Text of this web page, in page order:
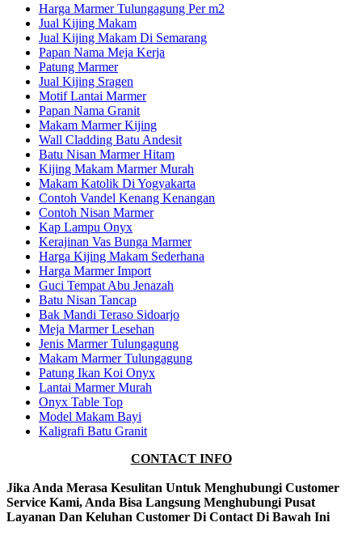
Harga Marmer Tulungagung Per m2
Jual Kijing Makam
Jual Kijing Makam Di Semarang
Papan Nama Meja Kerja
Patung Marmer
Jual Kijing Sragen
Motif Lantai Marmer
Papan Nama Granit
Makam Marmer Kijing
Wall Cladding Batu Andesit
Batu Nisan Marmer Hitam
Kijing Makam Marmer Murah
Makam Katolik Di Yogyakarta
Contoh Vandel Kenang Kenangan
Contoh Nisan Marmer
Kap Lampu Onyx
Kerajinan Vas Bunga Marmer
Harga Kijing Makam Sederhana
Harga Marmer Import
Guci Tempat Abu Jenazah
Batu Nisan Tancap
Bak Mandi Teraso Sidoarjo
Meja Marmer Lesehan
Jenis Marmer Tulungagung
Makam Marmer Tulungagung
Patung Ikan Koi Onyx
Lantai Marmer Murah
Onyx Table Top
Model Makam Bayi
Kaligrafi Batu Granit
CONTACT INFO
Jika Anda Merasa Kesulitan Untuk Menghubungi Customer
Service Kami, Anda Bisa Langsung Menghubungi Pusat
Layanan Dan Keluhan Customer Di Contact Di Bawah Ini